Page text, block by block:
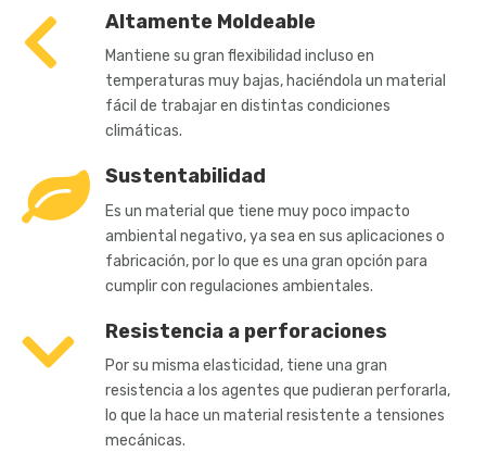
Altamente Moldeable
Mantiene su gran flexibilidad incluso en
temperaturas muy bajas, haciéndola un material
fácil de trabajar en distintas condiciones
climáticas.
Sustentabilidad
Es un material que tiene muy poco impacto
ambiental negativo, ya sea en sus aplicaciones o
fabricación, por lo que es una gran opción para
cumplir con regulaciones ambientales.
Resistencia a perforaciones
Por su misma elasticidad, tiene una gran
resistencia a los agentes que pudieran perforarla,
lo que la hace un material resistente a tensiones
mecánicas.